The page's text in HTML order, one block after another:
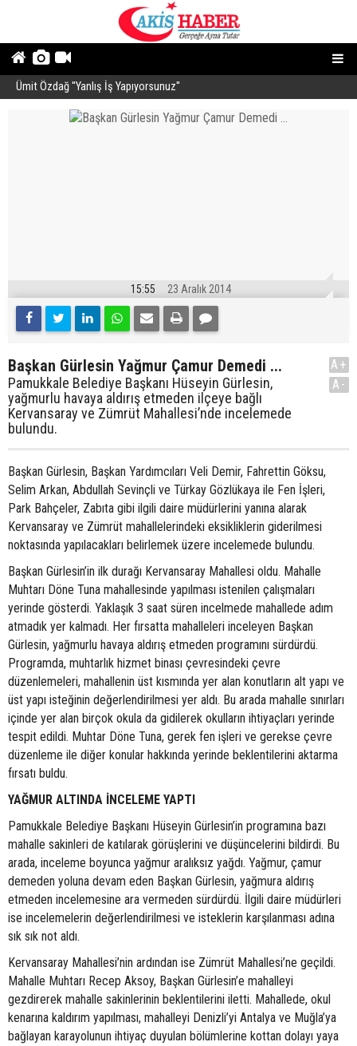
Ümit Özdağ ''Yanlış İş Yapıyorsunuz''
15:55 23 Aralık 2014
Başkan Gürlesin Yağmur Çamur Demedi ...
Pamukkale Belediye Başkanı Hüseyin Gürlesin,
yağmurlu havaya aldırış etmeden ilçeye bağlı
Kervansaray ve Zümrüt Mahallesi’nde incelemede
bulundu.
A+
A-
Başkan Gürlesin, Başkan Yardımcıları Veli Demir, Fahrettin Göksu,
Selim Arkan, Abdullah Sevinçli ve Türkay Gözlükaya ile Fen İşleri,
Park Bahçeler, Zabıta gibi ilgili daire müdürlerini yanına alarak
Kervansaray ve Zümrüt mahallelerindeki eksikliklerin giderilmesi
noktasında yapılacakları belirlemek üzere incelemede bulundu.
Başkan Gürlesin’in ilk durağı Kervansaray Mahallesi oldu. Mahalle
Muhtarı Döne Tuna mahallesinde yapılması istenilen çalışmaları
yerinde gösterdi. Yaklaşık 3 saat süren incelmede mahallede adım
atmadık yer kalmadı. Her fırsatta mahalleleri inceleyen Başkan
Gürlesin, yağmurlu havaya aldırış etmeden programını sürdürdü.
Programda, muhtarlık hizmet binası çevresindeki çevre
düzenlemeleri, mahallenin üst kısmında yer alan konutların alt yapı ve
üst yapı isteğinin değerlendirilmesi yer aldı. Bu arada mahalle sınırları
içinde yer alan birçok okula da gidilerek okulların ihtiyaçları yerinde
tespit edildi. Muhtar Döne Tuna, gerek fen işleri ve gerekse çevre
düzenleme ile diğer konular hakkında yerinde beklentilerini aktarma
fırsatı buldu.
YAĞMUR ALTINDA İNCELEME YAPTI
Pamukkale Belediye Başkanı Hüseyin Gürlesin’in programına bazı
mahalle sakinleri de katılarak görüşlerini ve düşüncelerini bildirdi. Bu
arada, inceleme boyunca yağmur aralıksız yağdı. Yağmur, çamur
demeden yoluna devam eden Başkan Gürlesin, yağmura aldırış
etmeden incelemesine ara vermeden sürdürdü. İlgili daire müdürleri
ise incelemelerin değerlendirilmesi ve isteklerin karşılanması adına
sık sık not aldı.
Kervansaray Mahallesi’nin ardından ise Zümrüt Mahallesi’ne geçildi.
Mahalle Muhtarı Recep Aksoy, Başkan Gürlesin’e mahalleyi
gezdirerek mahalle sakinlerinin beklentilerini iletti. Mahallede, okul
kenarına kaldırım yapılması, mahalleyi Denizli’yi Antalya ve Muğla’ya
bağlayan karayolunun ihtiyaç duyulan bölümlerine kottan dolayı yaya